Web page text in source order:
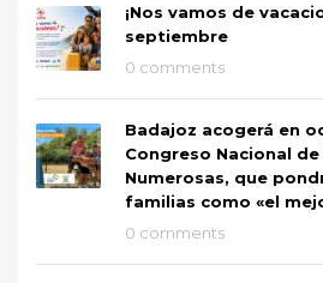
¡Nos vamos de
septiembre
0 comments
Badajoz acogerá en
Congreso Nacional
Numerosas, que
familias como «el
0 comments